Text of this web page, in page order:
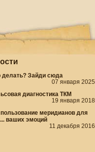
делать? Зайди сюда
07 января 2025
диагностика ТКМ
19 января 2018
меридианов для
ваших эмоций
11 декабря 2016